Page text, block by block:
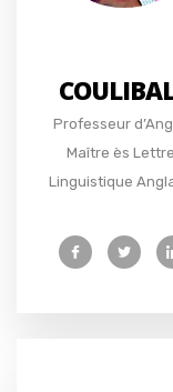
Professeur
Maître ès
Linguistique